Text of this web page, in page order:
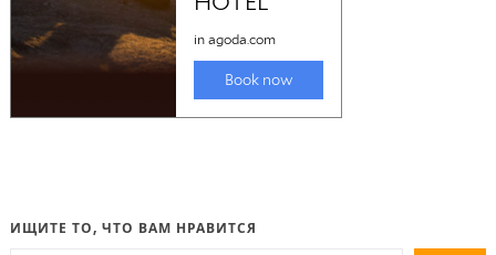
ИЩИТЕ ТО, ЧТО ВАМ НРАВИТСЯ